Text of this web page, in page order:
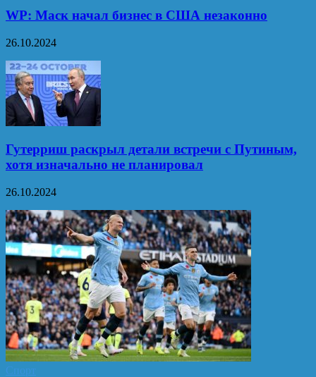
WP: Маск начал бизнес в США незаконно
26.10.2024
Гутерриш раскрыл детали встречи с Путиным,
хотя изначально не планировал
26.10.2024
Спорт